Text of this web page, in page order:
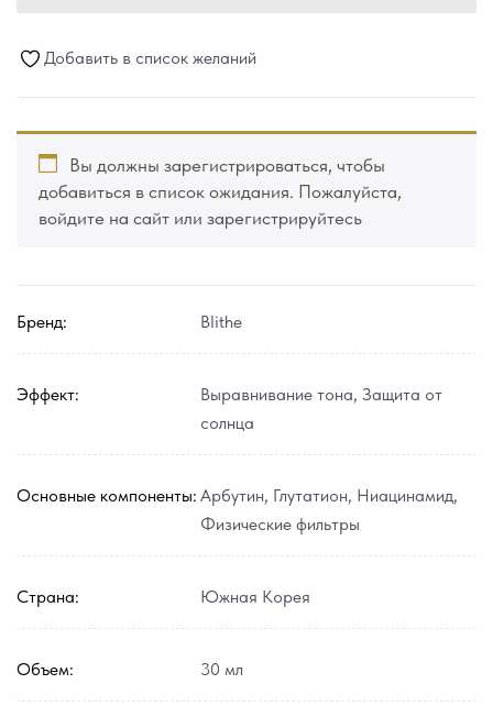
Добавить в список желаний
Вы должны зарегистрироваться, чтобы
добавиться в список ожидания. Пожалуйста,
войдите на сайт или зарегистрируйтесь
Бренд: Blithe
Эффект: Выравнивание тона,Защита от
солнца
Основные компоненты: Арбутин, Глутатион, Ниацинамид,
Физические фильтры
Страна: Южная Корея
Объем: 30 мл